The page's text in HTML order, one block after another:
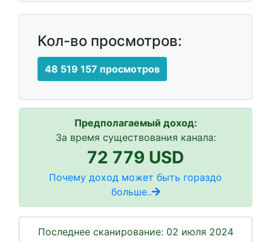
Кол-во просмотров:
48 519 157 просмотров
Предполагаемый доход:
За время существования канала:
72 779 USD
Почему доход может быть гораздо
больше..
Последнее сканирование: 02 июля 2024